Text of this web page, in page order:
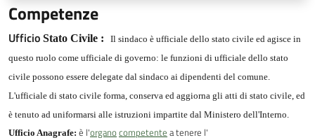
Competenze
Ufficio Stato Civile :
Il sindaco è ufficiale dello stato civile ed agisce in
questo ruolo come ufficiale di governo: le funzioni di ufficiale dello stato
civile possono essere delegate dal sindaco ai dipendenti del comune.
L'ufficiale di stato civile forma, conserva ed aggiorna gli atti di stato civile, ed
è tenuto ad uniformarsi alle istruzioni impartite dal Ministero dell'Interno.
Ufficio Anagrafe: è l'organocompetente a tenere l'